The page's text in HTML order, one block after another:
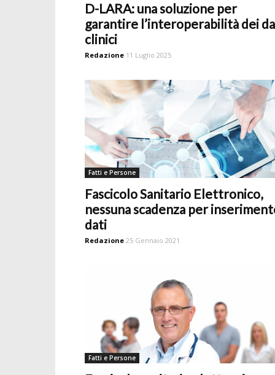
D-LARA: una soluzione per
garantire l’interoperabilità dei
clinici
Redazione 11 Luglio 2025
Fatti e Persone
Fascicolo Sanitario Elettronico,
nessuna scadenza per
dati
Redazione 25 Gennaio 2021
Fatti e Persone